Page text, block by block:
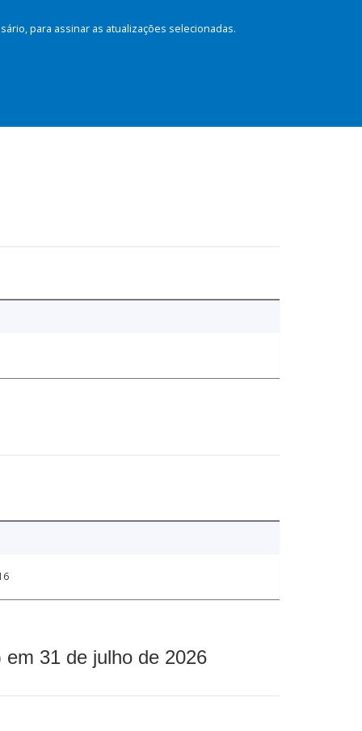
para assinar as atualizações selecionadas.
31 de julho de 2026